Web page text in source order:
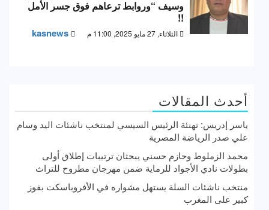
وسيف “وروابط ترعاهم فوق جسر الأمل
!!
الثلاثاء, 27 مايو 2025, 11:00 م kasnews
أحدث المقالات
ياسر إدريس: تهنئة الرئيس السيسي لمنتخب ناشئات اليد وسام
علي صدر الرياضة المصرية
محمد الزملوط وحازم حسني يبحثان ترتيبات إطلاق أولى
بطولات نادي الأجواد للرماية ضمن مهرجان مطروح للتراث
منتخب ناشئات السلة يستهل مشواره في الأفروباسكت بفوز
كبير على المغرب